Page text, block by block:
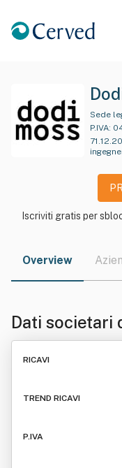
Sede
P.IVA:
71.12.20
Iscriviti gratis per
Overview
Dati societari
RICAVI
TREND RICAVI
P.IVA